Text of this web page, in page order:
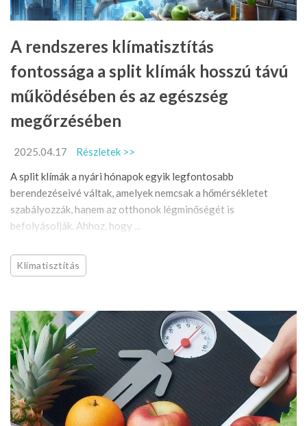
A rendszeres klímatisztítás
fontossága a split klímák hosszú távú
működésében és az egészség
megőrzésében
2025.04.17
Részletek >>
A split klímák a nyári hónapok egyik legfontosabb
berendezéseivé váltak, amelyek nemcsak a hőmérsékletet
szabályozzák, hanem az otthonok légminőségét is
befolyásolják. Ahhoz, hogy ...
Klímatisztítás